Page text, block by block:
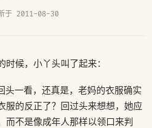
于 2011-08-30
候，小丫头叫了起来：
头一看，还真是，老妈的衣服确实
服的反正了？回过头来想想，她应
而不是像成年人那样以领口来判